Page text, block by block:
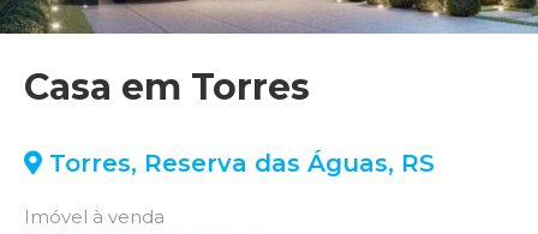
Casa em Torres
Torres, Reserva das Águas, RS
Imóvel à venda